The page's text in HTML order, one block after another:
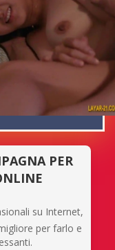
PER
su Internet,
per farlo e